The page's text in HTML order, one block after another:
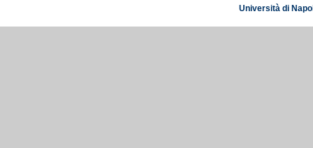
Università di